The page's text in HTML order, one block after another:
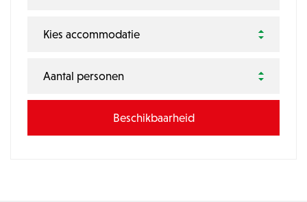
Kies accommodatie
Aantal personen